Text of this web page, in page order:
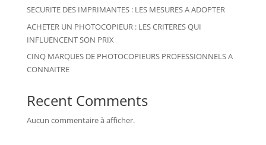
SECURITE DES IMPRIMANTES : LES MESURES A ADOPTER
ACHETER UN PHOTOCOPIEUR : LES CRITERES QUI
INFLUENCENT SON PRIX
CINQ MARQUES DE PHOTOCOPIEURS PROFESSIONNELS A
CONNAITRE
Recent Comments
Aucun commentaire à afficher.